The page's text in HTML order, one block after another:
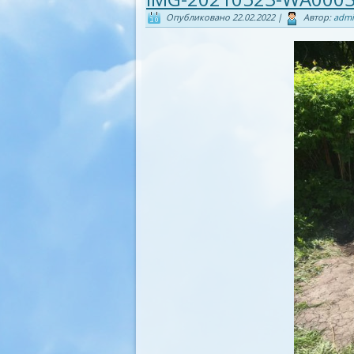
Опубликовано 22.02.2022| Автор: